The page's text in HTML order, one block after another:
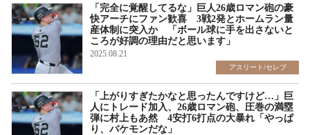
「完全に覚醒してるな」巨人26歳ロマン砲の豪
快アーチにファン歓喜 3戦2発とホームラン量
産体制に突入か 「ボール球に手を出さないと
ころが好調の理由だと思います」
2025.08.21
アスリート/セレブ
「上がりすぎたかなと思ったんですけど…」巨
人にトレード加入、26歳ロマン砲、圧巻の満塁
弾に村上もあ然 4安打6打点の大暴れ「やっぱ
り、バケモンだな」